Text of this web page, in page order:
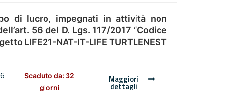
di lucro, impegnati in attività non
56 del D. Lgs. 117/2017 “Codice
LIFE21-NAT-IT-LIFE TURTLENEST
Scaduto da: 32
giorni
Maggiori
dettagli